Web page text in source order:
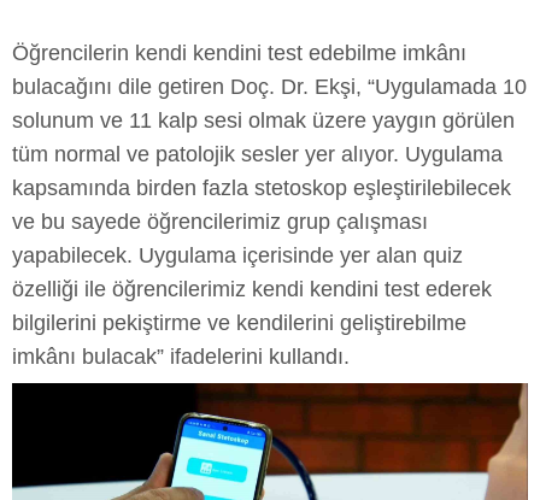
Öğrencilerin kendi kendini test edebilme imkânı
bulacağını dile getiren Doç. Dr. Ekşi, “Uygulamada 10
solunum ve 11 kalp sesi olmak üzere yaygın görülen
tüm normal ve patolojik sesler yer alıyor. Uygulama
kapsamında birden fazla stetoskop eşleştirilebilecek
ve bu sayede öğrencilerimiz grup çalışması
yapabilecek. Uygulama içerisinde yer alan quiz
özelliği ile öğrencilerimiz kendi kendini test ederek
bilgilerini pekiştirme ve kendilerini geliştirebilme
imkânı bulacak” ifadelerini kullandı.